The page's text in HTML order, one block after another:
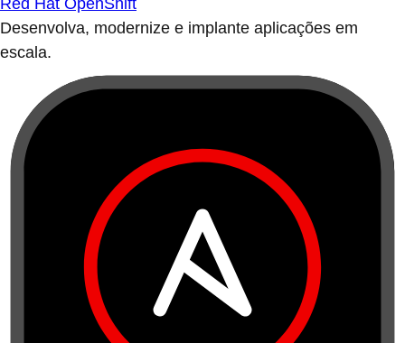
Red Hat OpenShift
Desenvolva, modernize e implante aplicações em
escala.